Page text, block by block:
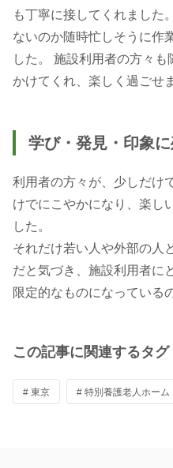
も丁寧に接してくれました
ないのか随時忙しそうに作
した。 施設利用者の方々
学び・発見・印象
利用者の方々が、少しだけ
けでにこやかになり、楽し
した。
それだけ若い人や外部の人
だと気づき、施設利用者に
この記事に関連するタグ
# 東京 # 特別養護老人ホーム